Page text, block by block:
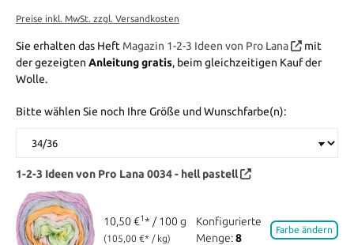
Preise inkl. MwSt. zzgl. Versandkosten
Sie erhalten das Heft Magazin 1-2-3 Ideen von Pro Lana
mit
der gezeigten Anleitung gratis, beim gleichzeitigen Kauf der
Wolle.
Bitte wählen Sie noch Ihre Größe und Wunschfarbe(n):
1-2-3 Ideen von Pro Lana 0034 - hell pastell
10,50 €1* / 100 g
(105,00 €* / kg)
Konfigurierte
Menge:8
Farbe ändern